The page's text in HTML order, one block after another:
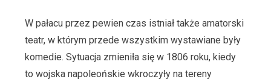
W pałacu przez pewien czas istniał także amatorski
teatr, w którym przede wszystkim wystawiane były
komedie. Sytuacja zmieniła się w 1806 roku, kiedy
to wojska napoleońskie wkroczyły na tereny